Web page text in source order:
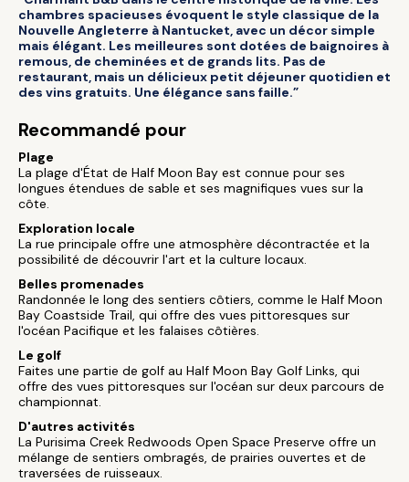
chambres spacieuses évoquent le style classique de la
Nouvelle Angleterre à Nantucket, avec un décor simple
mais élégant. Les meilleures sont dotées de baignoires à
remous, de cheminées et de grands lits. Pas de
restaurant, mais un délicieux petit déjeuner quotidien et
des vins gratuits. Une élégance sans faille.”
Recommandé pour
Plage
La plage d'État de Half Moon Bay est connue pour ses
longues étendues de sable et ses magnifiques vues sur la
côte.
Exploration locale
La rue principale offre une atmosphère décontractée et la
possibilité de découvrir l'art et la culture locaux.
Belles promenades
Randonnée le long des sentiers côtiers, comme le Half Moon
Bay Coastside Trail, qui offre des vues pittoresques sur
l'océan Pacifique et les falaises côtières.
Le golf
Faites une partie de golf au Half Moon Bay Golf Links, qui
offre des vues pittoresques sur l'océan sur deux parcours de
championnat.
D'autres activités
La Purisima Creek Redwoods Open Space Preserve offre un
mélange de sentiers ombragés, de prairies ouvertes et de
traversées de ruisseaux.